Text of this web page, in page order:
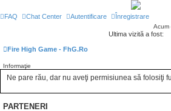
FAQ Chat Center Autentificare Înregistrare
Acum
Ultima vizită a fost:
Fire High Game - FhG.Ro
Informaţie
Ne pare rău, dar nu aveţi permisiunea să folosiţi
PARTENERI